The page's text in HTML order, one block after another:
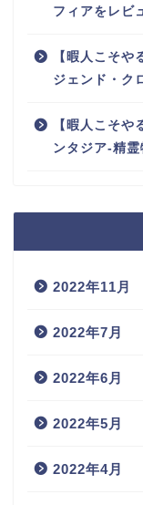
フィアをレビ
【暇人こそ
ジェンド・ク
【暇人こそ
ンタジア-精
2022年11月
2022年7月
2022年6月
2022年5月
2022年4月